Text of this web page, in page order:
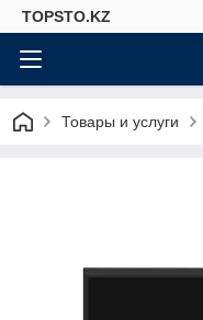
TOPSTO.KZ
Товары и услуги